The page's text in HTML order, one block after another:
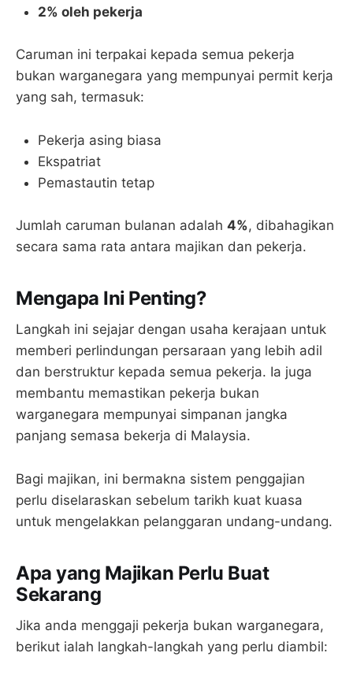
2% oleh pekerja
Caruman ini terpakai kepada semua pekerja
bukan warganegara yang mempunyai permit kerja
yang sah, termasuk:
Pekerja asing biasa
Ekspatriat
Pemastautin tetap
Jumlah caruman bulanan adalah 4%, dibahagikan
secara sama rata antara majikan dan pekerja.
Mengapa Ini Penting?
Langkah ini sejajar dengan usaha kerajaan untuk
memberi perlindungan persaraan yang lebih adil
dan berstruktur kepada semua pekerja. Ia juga
membantu memastikan pekerja bukan
warganegara mempunyai simpanan jangka
panjang semasa bekerja di Malaysia.
Bagi majikan, ini bermakna sistem penggajian
perlu diselaraskan sebelum tarikh kuat kuasa
untuk mengelakkan pelanggaran undang-undang.
Apa yang Majikan Perlu Buat
Sekarang
Jika anda menggaji pekerja bukan warganegara,
berikut ialah langkah-langkah yang perlu diambil: